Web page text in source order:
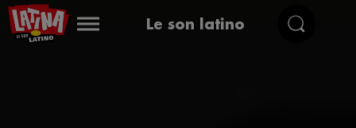
Le son latino